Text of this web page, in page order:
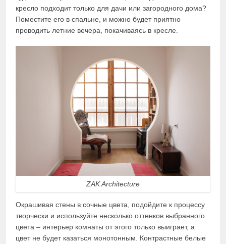
кресло подходит только для дачи или загородного дома?
Поместите его в спальне, и можно будет приятно
проводить летние вечера, покачиваясь в кресле.
ZAK Architecture
Окрашивая стены в сочные цвета, подойдите к процессу
творчески и используйте несколько оттенков выбранного
цвета – интерьер комнаты от этого только выиграет, а
цвет не будет казаться монотонным. Контрастные белые